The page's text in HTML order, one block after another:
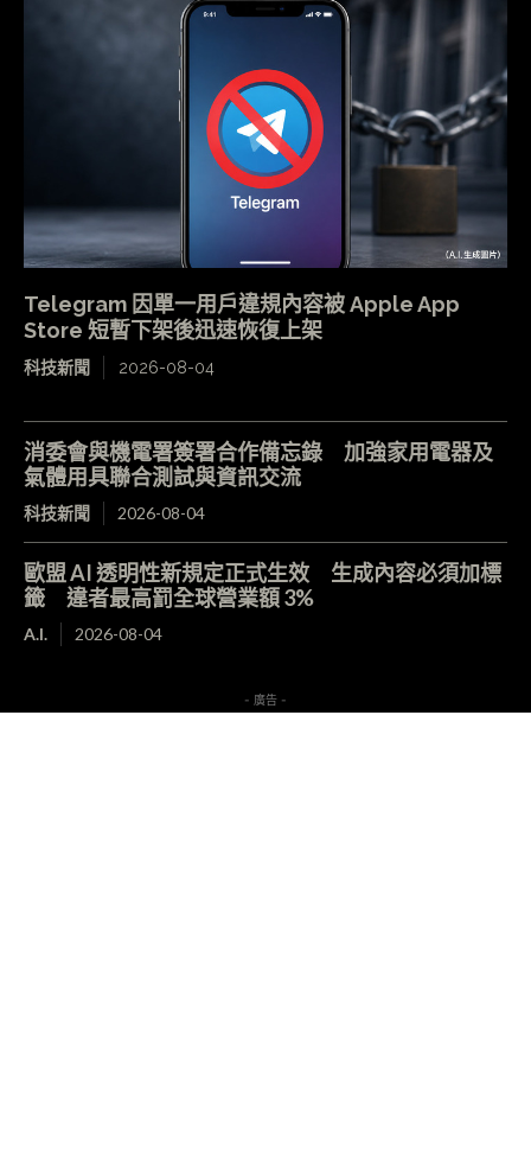
Telegram 因單一用戶違規內容被 Apple App
Store 短暫下架後迅速恢復上架
科技新聞 2026-08-04
消委會與機電署簽署合作備忘錄 加強家用電器及
氣體用具聯合測試與資訊交流
科技新聞 2026-08-04
歐盟 AI 透明性新規定正式生效 生成內容必須加標
籤 違者最高罰全球營業額 3%
A.I. 2026-08-04
- 廣告 -